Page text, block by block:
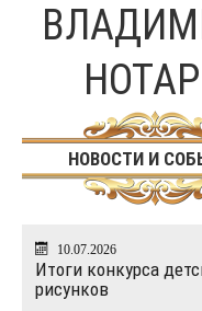
НОВОСТИ И
10.07.2026
Итоги конкурса
рисунков